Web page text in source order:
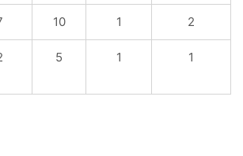
10 1 2
5 1 1